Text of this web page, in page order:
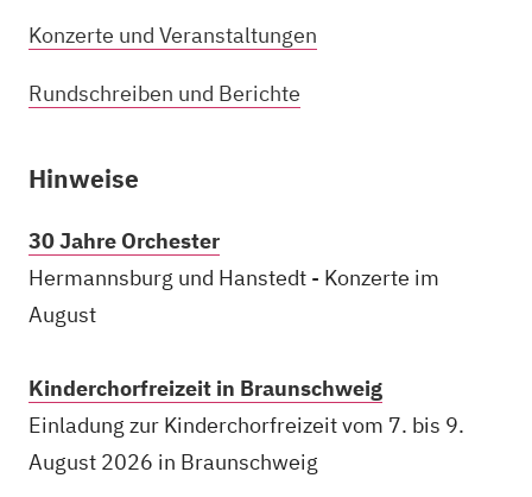
Konzerte und Veranstaltungen
Rundschreiben und Berichte
Hinweise
30 Jahre Orchester
Hermannsburg und Hanstedt - Konzerte im
August
Kinderchorfreizeit in Braunschweig
Einladung zur Kinderchorfreizeit vom 7. bis 9.
August 2026 in Braunschweig